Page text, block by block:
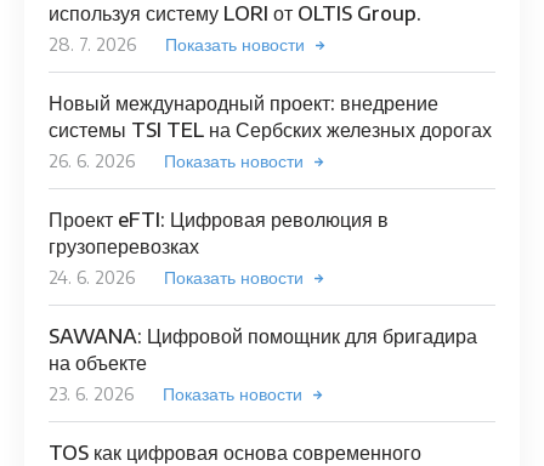
используя систему LORI от OLTIS Group.
28. 7. 2026 Показать новости
Новый международный проект: внедрение
системы TSI TEL на Сербских железных дорогах
26. 6. 2026 Показать новости
Проект eFTI: Цифровая революция в
грузоперевозках
24. 6. 2026 Показать новости
SAWANA: Цифровой помощник для бригадира
на объекте
23. 6. 2026 Показать новости
TOS как цифровая основа современного